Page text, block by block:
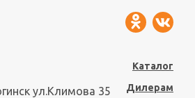
ул.Климова 35
Дилерам
Каталог